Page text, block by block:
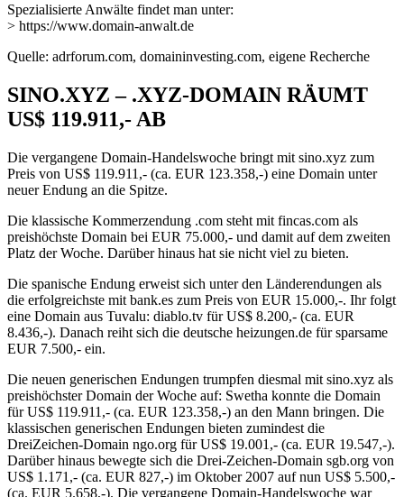
Spezialisierte Anwälte findet man unter:
> https://www.domain-anwalt.de
Quelle: adrforum.com, domaininvesting.com, eigene Recherche
SINO.XYZ – .XYZ-DOMAIN RÄUMT
US$ 119.911,- AB
Die vergangene Domain-Handelswoche bringt mit sino.xyz zum
Preis von US$ 119.911,- (ca. EUR 123.358,-) eine Domain unter
neuer Endung an die Spitze.
Die klassische Kommerzendung .com steht mit fincas.com als
preishöchste Domain bei EUR 75.000,- und damit auf dem zweiten
Platz der Woche. Darüber hinaus hat sie nicht viel zu bieten.
Die spanische Endung erweist sich unter den Länderendungen als
die erfolgreichste mit bank.es zum Preis von EUR 15.000,-. Ihr folgt
eine Domain aus Tuvalu: diablo.tv für US$ 8.200,- (ca. EUR
8.436,-). Danach reiht sich die deutsche heizungen.de für sparsame
EUR 7.500,- ein.
Die neuen generischen Endungen trumpfen diesmal mit sino.xyz als
preishöchster Domain der Woche auf: Swetha konnte die Domain
für US$ 119.911,- (ca. EUR 123.358,-) an den Mann bringen. Die
klassischen generischen Endungen bieten zumindest die
DreiZeichen-Domain ngo.org für US$ 19.001,- (ca. EUR 19.547,-).
Darüber hinaus bewegte sich die Drei-Zeichen-Domain sgb.org von
US$ 1.171,- (ca. EUR 827,-) im Oktober 2007 auf nun US$ 5.500,-
(ca. EUR 5.658,-). Die vergangene Domain-Handelswoche war